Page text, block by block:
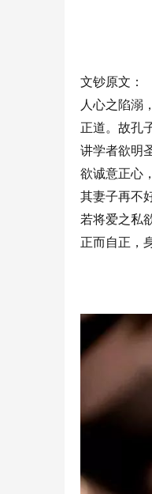
文钞原文：
人心之陷溺
正道。故孔
讲学者欲明
欲诚意正心
其妻子再不
若将爱之私
正而自正，